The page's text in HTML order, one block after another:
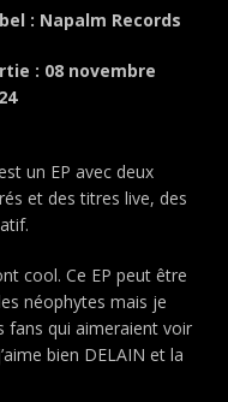
: Napalm Records
: 08 novembre
un EP avec deux
et des titres live, des
cool. Ce EP peut être
néophytes mais je
fans qui aimeraient voir
bien DELAIN et la